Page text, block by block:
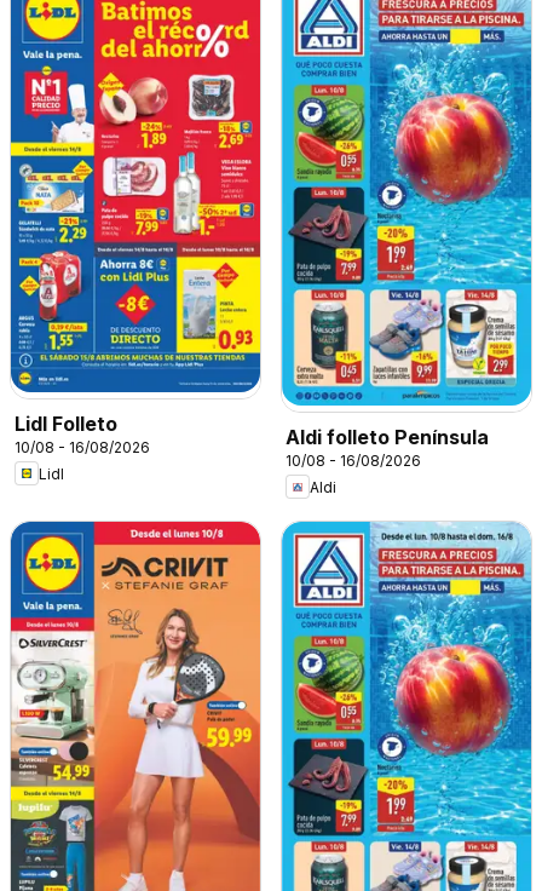
Lidl Folleto
10/08 - 16/08/2026
Lidl
Aldi folleto Península
10/08 - 16/08/2026
Aldi